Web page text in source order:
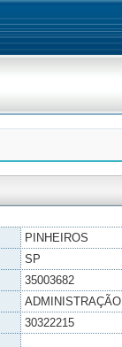
PINHEIROS
SP
35003682
30322215